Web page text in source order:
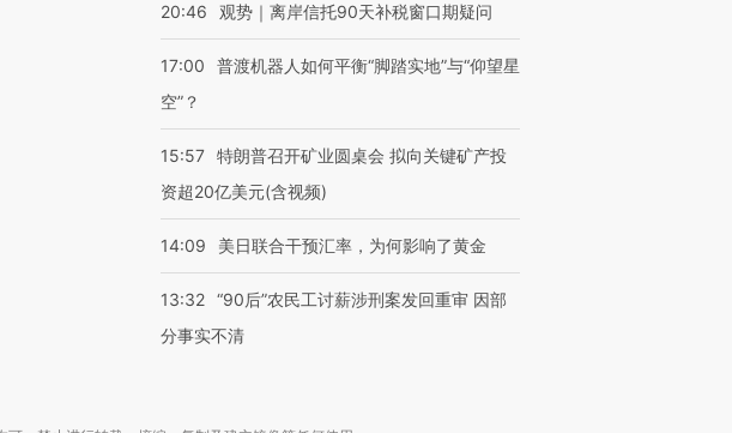
20:46 观势｜离岸信托90天补税窗口期疑问
17:00
普渡机器人如何平衡“脚踏实地”与“仰望星
空”？
15:57 特朗普召开矿业圆桌会 拟向关键矿产投
资超20亿美元(含视频)
14:09 美日联合干预汇率，为何影响了黄金
13:32 “90后”农民工讨薪涉刑案发回重审 因部
分事实不清